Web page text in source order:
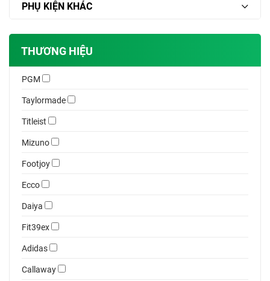
PHỤ KIỆN KHÁC
THƯƠNG HIỆU
PGM
Taylormade
Titleist
Mizuno
Footjoy
Ecco
Daiya
Fit39ex
Adidas
Callaway